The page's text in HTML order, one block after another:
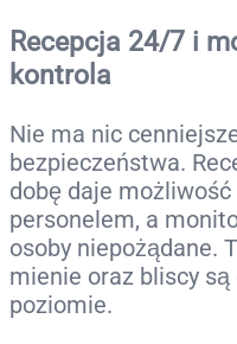
Recepcja 24/7 i
kontrola
Nie ma nic
bezpieczeństwa.
dobę daje
personelem, a
osoby niepożądane.
mienie oraz bliscy
poziomie.